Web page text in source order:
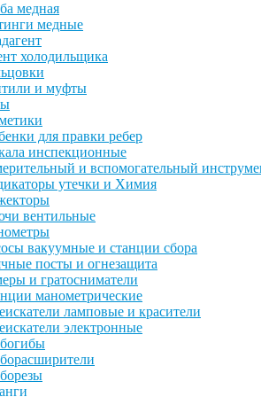
медная
медные
холодильщика
и муфты
для правки ребер
инспекционные
и вспомогательный
утечки и Химия
вентильные
вакуумные и станции сбора
посты и огнезащита
и гратосниматели
манометрические
ламповые и красители
электронные